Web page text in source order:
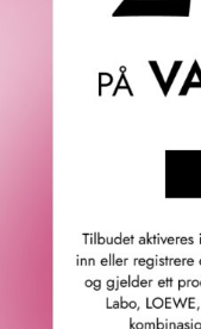
Fredrik & Louisa
Om Fredrik & Louisa
Autorisert forhandler